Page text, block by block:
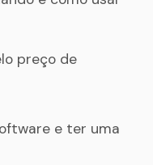
preço de
e ter uma